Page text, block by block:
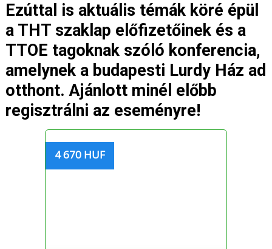
Ezúttal is aktuális témák köré épül
a THT szaklap előfizetőinek és a
TTOE tagoknak szóló konferencia,
amelynek a budapesti Lurdy Ház ad
otthont. Ajánlott minél előbb
regisztrálni az eseményre!
4 670 HUF